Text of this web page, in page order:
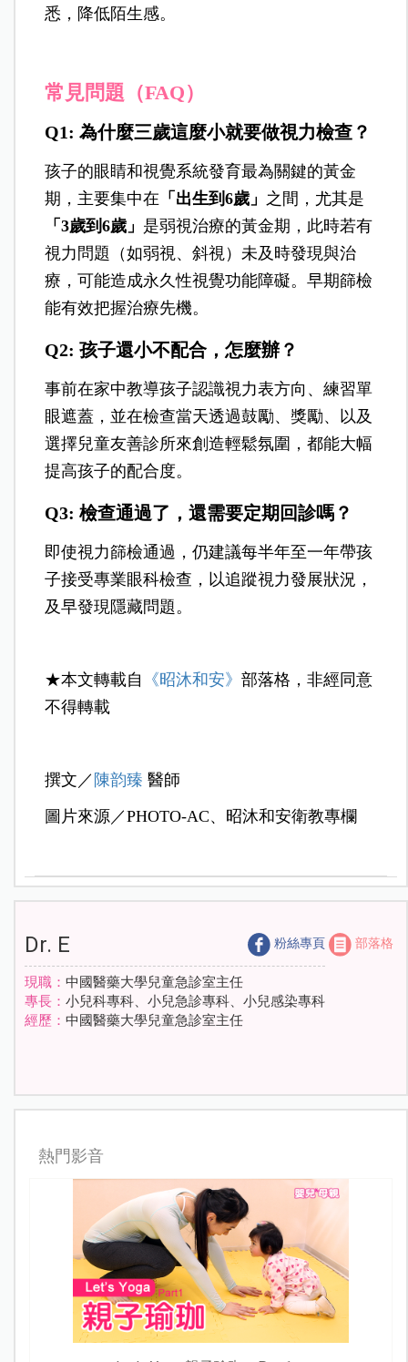
悉，降低陌生感。
常見問題（FAQ）
Q1: 為什麼三歲這麼小就要做視力檢查？
孩子的眼睛和視覺系統發育最為關鍵的黃金
期，主要集中在 「出生到6歲」 之間，尤其是
「3歲到6歲」 是弱視治療的黃金期，此時若有
視力問題（如弱視、斜視）未及時發現與治
療，可能造成永久性視覺功能障礙。早期篩檢
能有效把握治療先機。
Q2: 孩子還小不配合，怎麼辦？
事前在家中教導孩子認識視力表方向、練習單
眼遮蓋，並在檢查當天透過鼓勵、獎勵、以及
選擇兒童友善診所來創造輕鬆氛圍，都能大幅
提高孩子的配合度。
Q3: 檢查通過了，還需要定期回診嗎？
即使視力篩檢通過，仍建議每半年至一年帶孩
子接受專業眼科檢查，以追蹤視力發展狀況，
及早發現隱藏問題。
★本文轉載自 《昭沐和安》部落格，非經同意
不得轉載
撰文／ 陳韵臻 醫師
圖片來源／PHOTO-AC、昭沐和安衛教專欄
Dr. E 粉絲專頁 部落格
現職： 中國醫藥大學兒童急診室主任
專長： 小兒科專科、小兒急診專科、小兒感染專科
經歷： 中國醫藥大學兒童急診室主任
熱門影音